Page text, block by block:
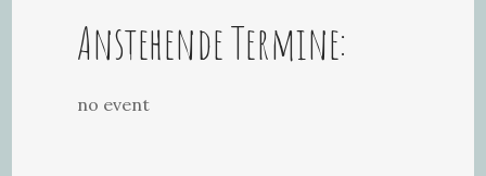
Anstehende Termine:
no event